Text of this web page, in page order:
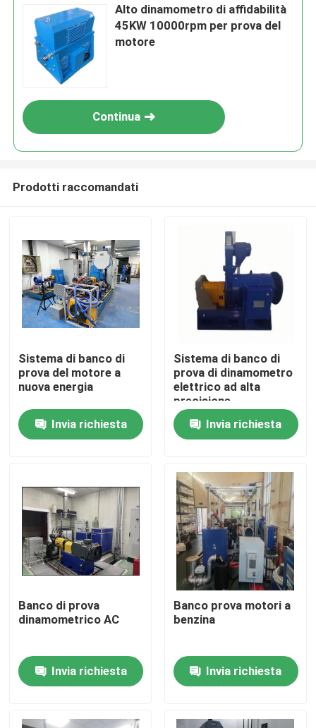
Casa.
Prodotti
Chi Siamo
Controllo della qualità
Contattaci
Dinamometro di coppia di torsione
Dinamometro ad alta velocità
Alto dinamometro di affidabilità
45KW 10000rpm per prova del
motore
Continua
Prodotti raccomandati
Sistema di banco di
prova del motore a
nuova energia
Invia richiesta
Sistema di banco di
prova di dinamometro
elettrico ad alta
precisione
Invia richiesta
Banco di prova
dinamometrico AC
Invia richiesta
Banco prova motori a
benzina
Invia richiesta